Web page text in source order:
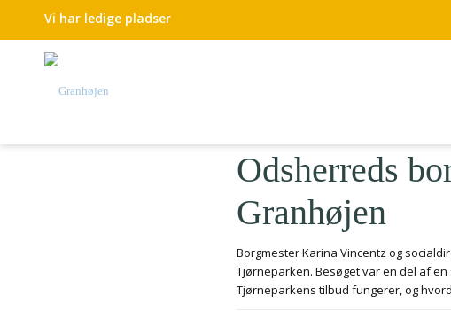
Vi har ledige pladser
Odsherreds
Granhøjen
Borgmester Karina Vincentz og
Tjørneparken. Besøget var en del af
Tjørneparkens tilbud fungerer, og